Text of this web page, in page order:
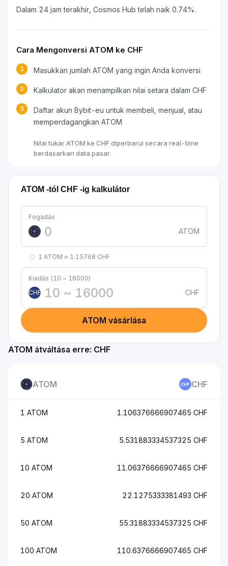
Dalam 24 jam terakhir, Cosmos Hub telah naik 0.74%.
Cara Mengonversi ATOM ke CHF
1 Masukkan jumlah ATOM yang ingin Anda konversi
2 Kalkulator akan menampilkan nilai setara dalam CHF
3
Daftar akun Bybit-eu untuk membeli, menjual, atau
memperdagangkan ATOM
Nilai tukar ATOM ke CHF diperbarui secara real-time
berdasarkan data pasar.
ATOM -tól CHF -ig kalkulátor
Fogadás
ATOM
1 ATOM ≈ 1.15768 CHF
Kiadás (10 ~ 16000)
CHF
CHF
ATOM vásárlása
ATOM átváltása erre: CHF
ATOM CHF
1 ATOM 1.106376666907465 CHF
5 ATOM 5.531883334537325 CHF
10 ATOM 11.06376666907465 CHF
20 ATOM 22.1275333381493 CHF
50 ATOM 55.31883334537325 CHF
100 ATOM 110.6376666907465 CHF